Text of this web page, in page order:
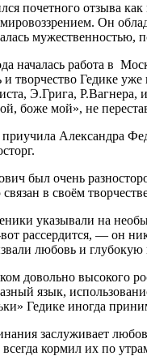
почетного отзыва
Он
началась работа в
творчество Гедике
Э.Грига, Р.Вагнера,
боже мой», не
Александра
был очень
в своём
указывали на
рассердится, — он
любовь и
довольно высокого
язык,
Гедике иногда
заслуживает
кормил их по